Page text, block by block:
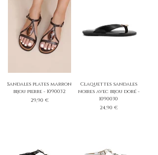
Sandales plates marron
bijou pierre - 1090032
Prix
29,90 €
Claquettes sandales
noires avec bijou doré -
1090030
Prix
24,90 €